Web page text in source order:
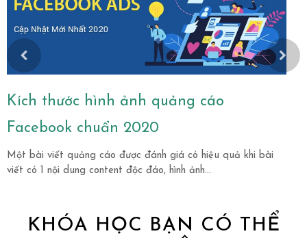
Kích thước hình ảnh quảng cáo
Facebook chuẩn 2020
Một bài viết quảng cáo được đánh giá có hiệu quả khi bài
viết có 1 nội dung content độc đáo, hình ảnh...
KHÓA HỌC BẠN CÓ THỂ